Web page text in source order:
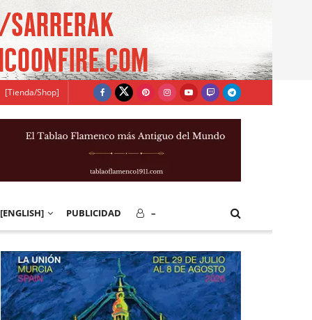
[Tienda/Shop]
[ENGLISH] PUBLICIDAD –